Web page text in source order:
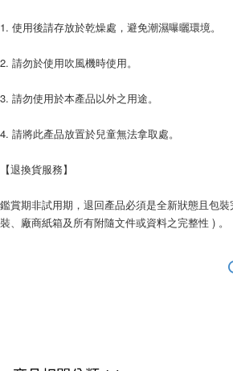
1. 使用後請存放於乾燥處，避免潮濕曝曬環境。
2. 請勿於使用吹風機時使用。
3. 請勿使用於本產品以外之用途。
4. 請將此產品放置於兒童無法拿取處。
【退換貨服務】
鑑賞期非試用期，退回產品必須是全新狀態且包
裝、廠商紙箱及所有附隨文件或資料之完整性 ) 。